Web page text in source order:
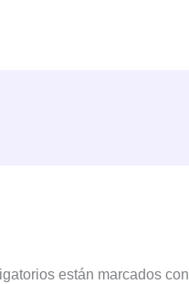
están marcados con